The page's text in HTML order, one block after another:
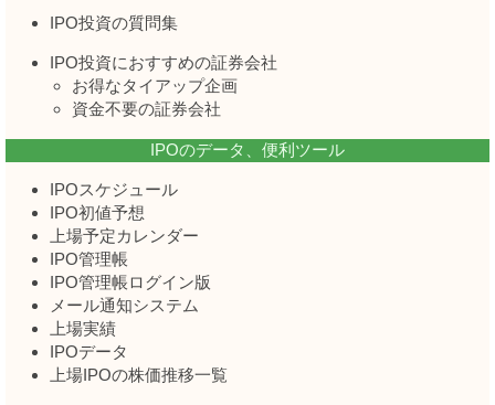
IPO投資の質問集
IPO投資におすすめの証券会社
お得なタイアップ企画
資金不要の証券会社
IPOのデータ、便利ツール
IPOスケジュール
IPO初値予想
上場予定カレンダー
IPO管理帳
IPO管理帳ログイン版
メール通知システム
上場実績
IPOデータ
上場IPOの株価推移一覧